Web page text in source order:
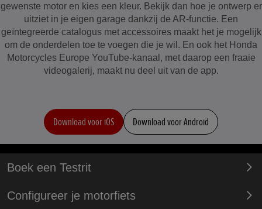
gewenste motor en kies een kleur. Bekijk dan hoe je ontwerp er
uitziet in je eigen garage dankzij de AR-functie. Een
geïntegreerde catalogus met accessoires maakt het je mogelijk
om de onderdelen toe te voegen die je wil. En ook het Honda
Motorcycles Europe YouTube-kanaal, met daarop een fraaie
videogalerij, maakt nu deel uit van de app.
Download voor iOS Download voor Android
Boek een Testrit
Configureer je motorfiets